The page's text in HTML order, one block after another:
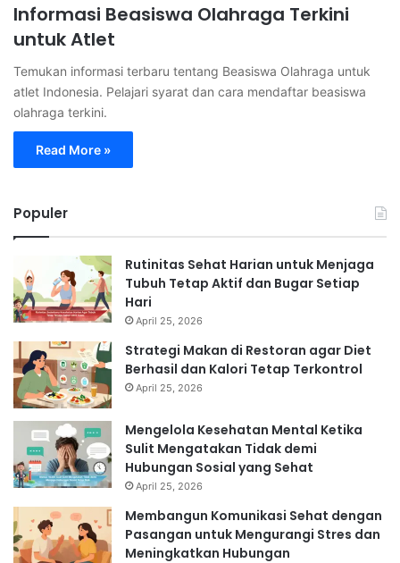
Informasi Beasiswa Olahraga Terkini
untuk Atlet
Temukan informasi terbaru tentang Beasiswa Olahraga untuk
atlet Indonesia. Pelajari syarat dan cara mendaftar beasiswa
olahraga terkini.
Read More »
Populer
Rutinitas Sehat Harian untuk Menjaga
Tubuh Tetap Aktif dan Bugar Setiap
Hari
April 25, 2026
Strategi Makan di Restoran agar Diet
Berhasil dan Kalori Tetap Terkontrol
April 25, 2026
Mengelola Kesehatan Mental Ketika
Sulit Mengatakan Tidak demi
Hubungan Sosial yang Sehat
April 25, 2026
Membangun Komunikasi Sehat dengan
Pasangan untuk Mengurangi Stres dan
Meningkatkan Hubungan